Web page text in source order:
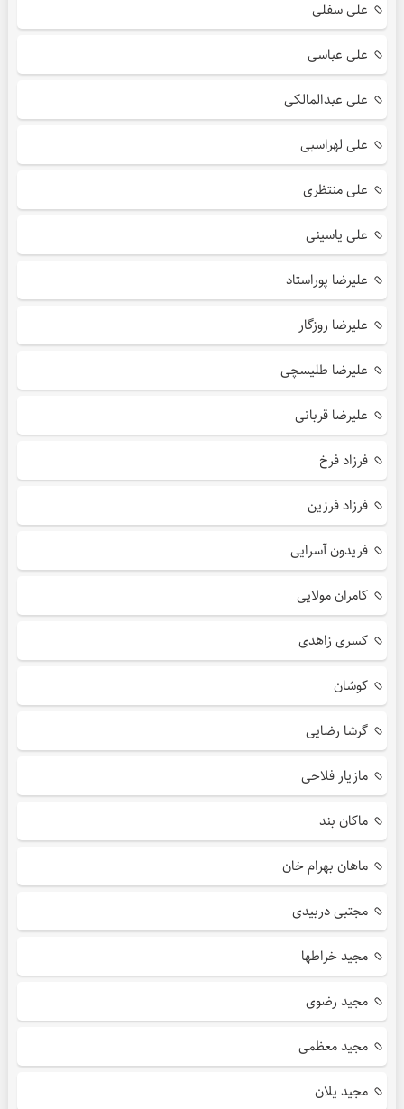
علی سفلی
علی عباسی
علی عبدالمالکی
علی لهراسبی
علی منتظری
علی یاسینی
علیرضا پوراستاد
علیرضا روزگار
علیرضا طلیسچی
علیرضا قربانی
فرزاد فرخ
فرزاد فرزین
فریدون آسرایی
کامران مولایی
کسری زاهدی
کوشان
گرشا رضایی
مازیار فلاحی
ماکان بند
ماهان بهرام خان
مجتبی دربیدی
مجید خراطها
مجید رضوی
مجید معظمی
مجید یلان